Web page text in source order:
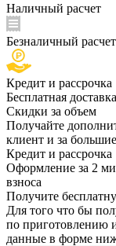
Наличный расчет
Безналичный
Кредит и рассрочка
Бесплатная
Скидки за объем
Получайте
клиент и за
Кредит и рассрочка
Оформление за 2
взноса
Получите
Для того что бы
по приготовлению
данные в форме